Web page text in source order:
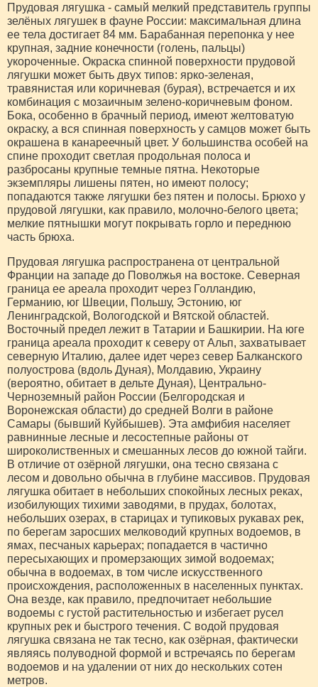
Прудовая лягушка - самый мелкий представитель группы
зелёных лягушек в фауне России: максимальная длина
ее тела достигает 84 мм. Барабанная перепонка у нее
крупная, задние конечности (голень, пальцы)
укороченные. Окраска спинной поверхности прудовой
лягушки может быть двух типов: ярко-зеленая,
травянистая или коричневая (бурая), встречается и их
комбинация с мозаичным зелено-коричневым фоном.
Бока, особенно в брачный период, имеют желтоватую
окраску, а вся спинная поверхность у самцов может быть
окрашена в канареечный цвет. У большинства особей на
спине проходит светлая продольная полоса и
разбросаны крупные темные пятна. Некоторые
экземпляры лишены пятен, но имеют полосу;
попадаются также лягушки без пятен и полосы. Брюхо у
прудовой лягушки, как правило, молочно-белого цвета;
мелкие пятнышки могут покрывать горло и переднюю
часть брюха.
Прудовая лягушка распространена от центральной
Франции на западе до Поволжья на востоке. Северная
граница ее ареала проходит через Голландию,
Германию, юг Швеции, Польшу, Эстонию, юг
Ленинградской, Вологодской и Вятской областей.
Восточный предел лежит в Татарии и Башкирии. На юге
граница ареала проходит к северу от Альп, захватывает
северную Италию, далее идет через север Балканского
полуострова (вдоль Дуная), Молдавию, Украину
(вероятно, обитает в дельте Дуная), Центрально-
Черноземный район России (Белгородская и
Воронежская области) до средней Волги в районе
Самары (бывший Куйбышев). Эта амфибия населяет
равнинные лесные и лесостепные районы от
широколиственных и смешанных лесов до южной тайги.
В отличие от озёрной лягушки, она тесно связана с
лесом и довольно обычна в глубине массивов. Прудовая
лягушка обитает в небольших спокойных лесных реках,
изобилующих тихими заводями, в прудах, болотах,
небольших озерах, в старицах и тупиковых рукавах рек,
по берегам заросших мелководий крупных водоемов, в
ямах, песчаных карьерах; попадается в частично
пересыхающих и промерзающих зимой водоемах;
обычна в водоемах, в том числе искусственного
происхождения, расположенных в населенных пунктах.
Она везде, как правило, предпочитает небольшие
водоемы с густой растительностью и избегает русел
крупных рек и быстрого течения. С водой прудовая
лягушка связана не так тесно, как озёрная, фактически
являясь полуводной формой и встречаясь по берегам
водоемов и на удалении от них до нескольких сотен
метров.